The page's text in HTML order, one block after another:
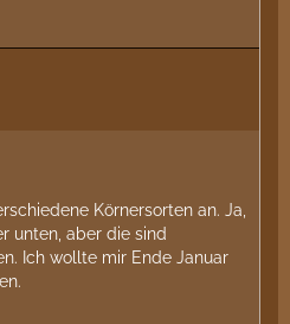
Körnersorten an. Ja,
unten, aber die sind
Ich wollte mir Ende Januar